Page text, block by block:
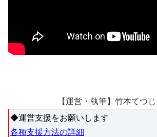
【運営・執筆】竹本てつじ
◆運営支援をお願いします
各種支援方法の詳細